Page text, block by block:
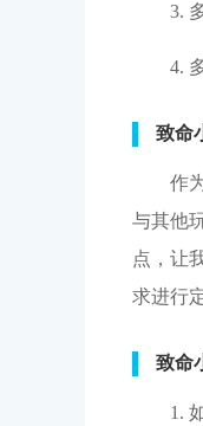
3.
4.
致命
作
与其他
点，让
求进行
致命
1.